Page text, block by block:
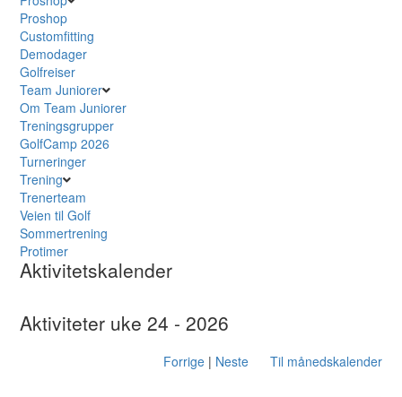
Proshop
Customfitting
Demodager
Golfreiser
Team Juniorer
Om Team Juniorer
Treningsgrupper
GolfCamp 2026
Turneringer
Trening
Trenerteam
Veien til Golf
Sommertrening
Protimer
Aktivitetskalender
Aktiviteter uke 24 - 2026
Forrige| Neste Til månedskalender